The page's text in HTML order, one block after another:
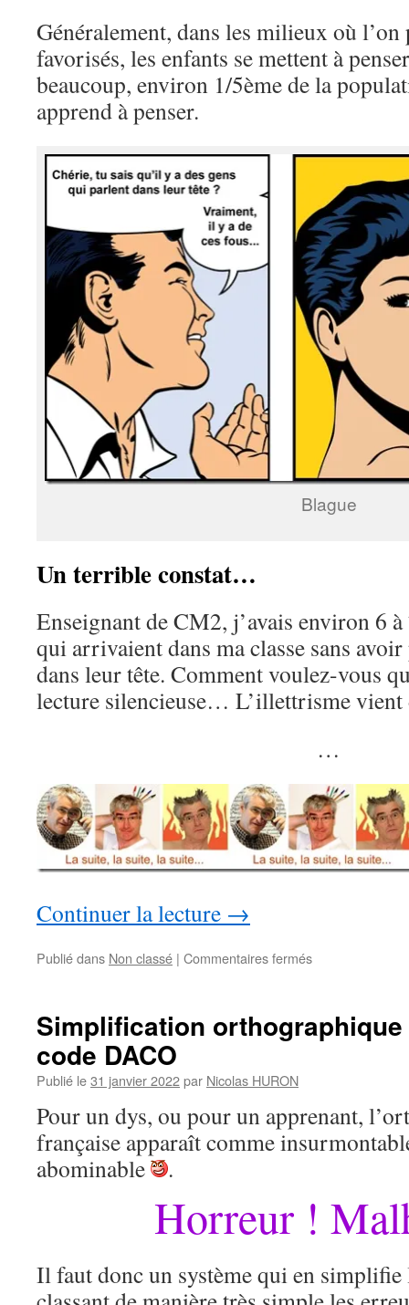
Généralement, dans les milieux où
favorisés, les enfants se mettent à
beaucoup, environ 1/5ème de la
apprend à penser.
Blague
Un terrible constat…
Enseignant de CM2, j’avais environ 6
qui arrivaient dans ma classe sans
dans leur tête. Comment voulez-vous
lecture silencieuse… L’illettrisme vient
…
Continuer la lecture →
Publié dans Non classé | Commentaires ferméssur
pensé
?
Simplification
code DACO
Publié le31 janvier 2022par Nicolas HURON
Pour un dys, ou pour un apprenant,
française apparaît comme
abominable
.
Horreur !
Il faut donc un système qui en